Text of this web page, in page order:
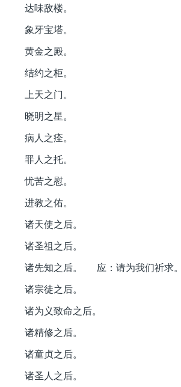
达味敌楼。
象牙宝塔。
黄金之殿。
结约之柜。
上天之门。
晓明之星。
病人之痊。
罪人之托。
忧苦之慰。
进教之佑。
诸天使之后。
诸圣祖之后。
诸先知之后。 应：请为我们祈求。
诸宗徒之后。
诸为义致命之后。
诸精修之后。
诸童贞之后。
诸圣人之后。